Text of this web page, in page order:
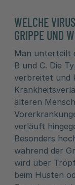
WELCHE
GRIPPE UND
Man unterteilt
B und C. Die
verbreitet und
älteren
verläuft
Besonders
während der
wird über
beim Husten